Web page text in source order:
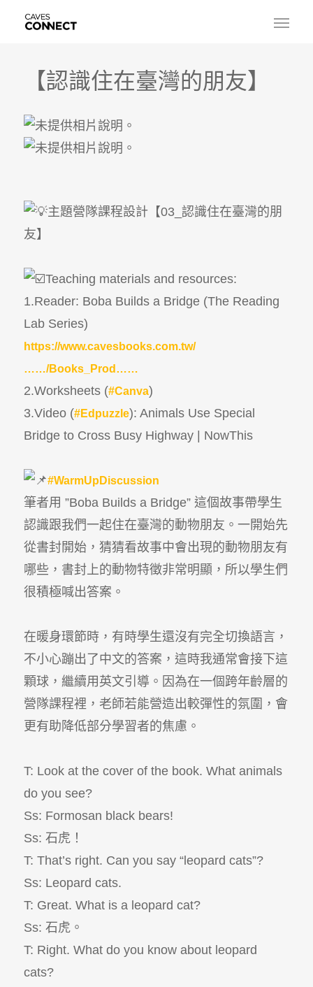
【認識住在臺灣的朋友】
主題營隊課程設計【03_認識住在臺灣的朋
友】
Teaching materials and resources:
1.Reader: Boba Builds a Bridge (The Reading
Lab Series)
https://www.cavesbooks.com.tw/
……/Books_Prod……
2.Worksheets (#Canva)
3.Video (#Edpuzzle): Animals Use Special
Bridge to Cross Busy Highway | NowThis
#WarmUpDiscussion
筆者用 ”Boba Builds a Bridge” 這個故事帶學生
認識跟我們一起住在臺灣的動物朋友。一開始先
從書封開始，猜猜看故事中會出現的動物朋友有
哪些，書封上的動物特徵非常明顯，所以學生們
很積極喊出答案。
在暖身環節時，有時學生還沒有完全切換語言，
不小心蹦出了中文的答案，這時我通常會接下這
顆球，繼續用英文引導。因為在一個跨年齡層的
營隊課程裡，老師若能營造出較彈性的氛圍，會
更有助降低部分學習者的焦慮。
T: Look at the cover of the book. What animals
do you see?
Ss: Formosan black bears!
Ss: 石虎！
T: That’s right. Can you say “leopard cats”?
Ss: Leopard cats.
T: Great. What is a leopard cat?
Ss: 石虎。
T: Right. What do you know about leopard
cats?